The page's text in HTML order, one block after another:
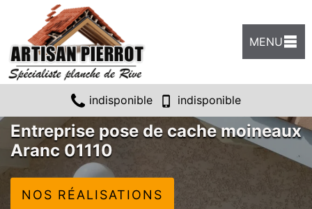
MENU
indisponible indisponible
Entreprise pose de cache moineaux
Aranc 01110
NOS RÉALISATIONS